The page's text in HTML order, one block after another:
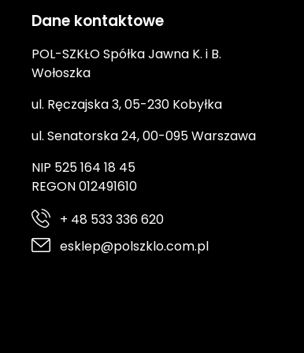
Dane kontaktowe
POL-SZKŁO Spółka Jawna K. i B.
Wołoszka
ul. Ręczajska 3, 05-230 Kobyłka
ul. Senatorska 24, 00-095 Warszawa
NIP 525 164 18 45
REGON 012491610
+ 48 533 336 620
esklep@polszklo.com.pl